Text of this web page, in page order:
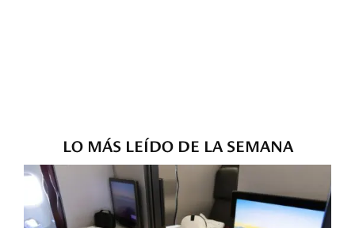
LO MÁS LEÍDO DE LA SEMANA